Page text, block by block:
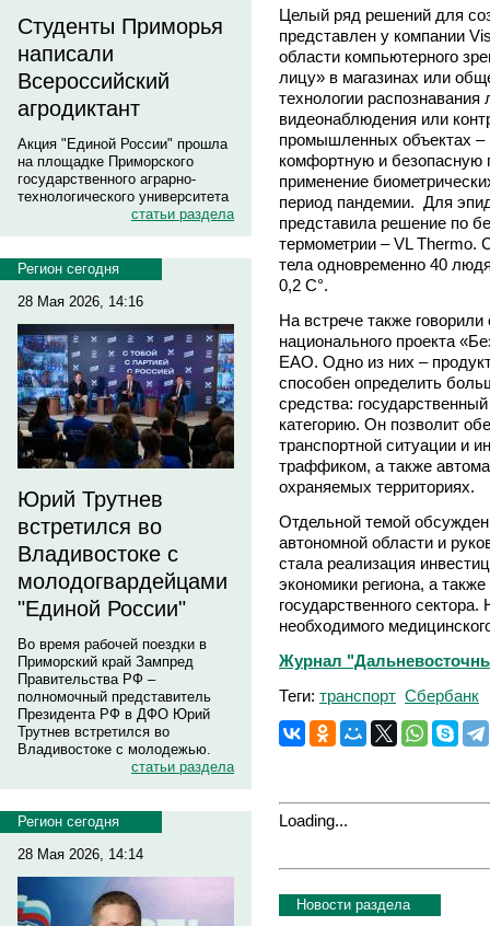
Студенты Приморья
написали
Всероссийский
агродиктант
Акция "Единой России" прошла
на площадке Приморского
государственного аграрно-
технологического университета
статьи раздела
Регион сегодня
28 Мая 2026, 14:16
Юрий Трутнев
встретился во
Владивостоке с
молодогвардейцами
"Единой России"
Во время рабочей поездки в
Приморский край Зампред
Правительства РФ –
полномочный представитель
Президента РФ в ДФО Юрий
Трутнев встретился во
Владивостоке с молодежью.
статьи раздела
Регион сегодня
28 Мая 2026, 14:14
Целый ряд решений для
представлен у компании
области компьютерного
лицу» в магазинах или
технологии распознавания
видеонаблюдения или
промышленных объектах –
комфортную и безопасную
применение
период пандемии. Для
представила решение по
термометрии – VL Thermo.
тела одновременно 40
0,2 C°.
На встрече также
национального проекта
ЕАО. Одно из них –
способен определить
средства:
категорию. Он позволит
транспортной ситуации и
траффиком, а также
охраняемых территориях.
Отдельной темой
автономной области и
стала реализация
экономики региона, а
государственного
необходимого
Журнал
Теги: транспорт Сбербанк
Loading...
Новости раздела